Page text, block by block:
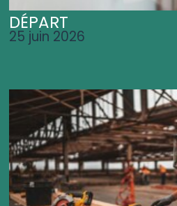
DÉPART
25 juin 2026